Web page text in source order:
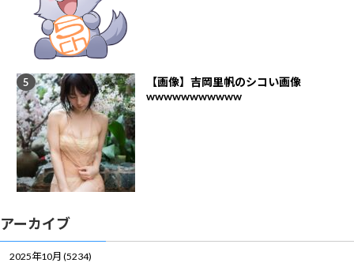
【画像】吉岡里帆のシコい画像
wwwwwwwwwww
アーカイブ
2025年10月 (5234)